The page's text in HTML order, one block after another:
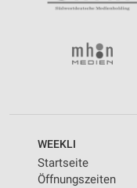
WEEKLI
Startseite
Öffnungszeiten